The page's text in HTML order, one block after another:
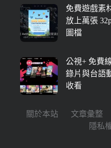
免費遊戲素
放上萬張
圖檔
公視+ 免費
錄片與台語
收看
關於本站 文章彙整
隱私